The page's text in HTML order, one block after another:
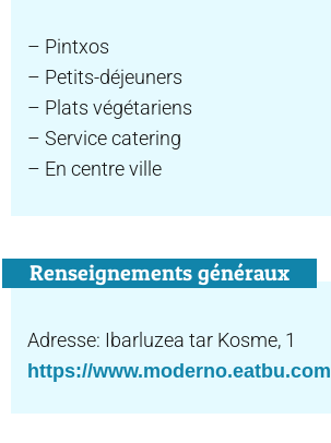
– Pintxos
– Petits-déjeuners
– Plats végétariens
– Service catering
– En centre ville
Renseignements généraux
Adresse: Ibarluzea tar Kosme, 1
https://www.moderno.eatbu.com